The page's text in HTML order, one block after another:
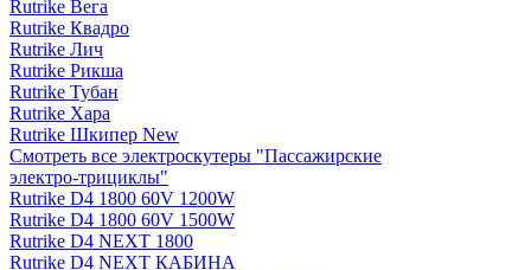
Rutrike Вега
Rutrike Квадро
Rutrike Лич
Rutrike Рикша
Rutrike Тубан
Rutrike Хара
Rutrike Шкипер New
Смотреть все электро­скутеры "Пассажирские
электро‑трициклы"
Rutrike D4 1800 60V 1200W
Rutrike D4 1800 60V 1500W
Rutrike D4 NEXT 1800
Rutrike D4 NEXT КАБИНА